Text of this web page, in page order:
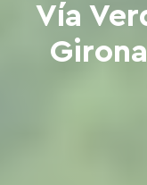
Vía